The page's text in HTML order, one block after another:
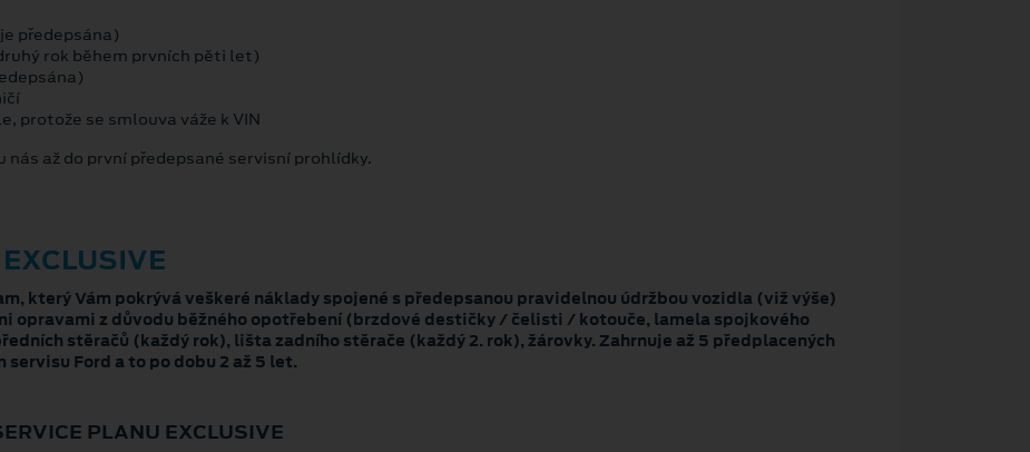
předepsána)
rok během prvních pěti let)
protože se smlouva váže k VIN
až do první předepsané servisní prohlídky.
který Vám pokrývá veškeré náklady spojené s předepsanou pravidelnou údržbou vozidla (viž výše)
opravami z důvodu běžného opotřebení (brzdové destičky / čelisti / kotouče, lamela spojkového
stěračů (každý rok), lišta zadního stěrače (každý 2. rok), žárovky. Zahrnuje až 5 předplacených
Ford a to po dobu 2 až 5 let.
PLANU EXCLUSIVE